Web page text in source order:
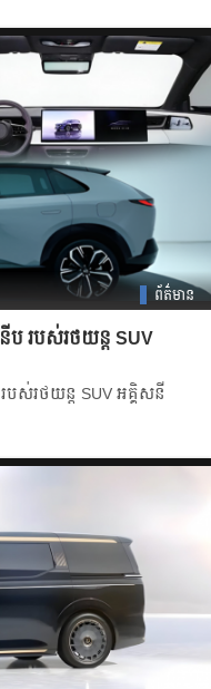
ព័ត៌មាន
ើប របស់រថយន្ត SUV
បស់រថយន្ត SUV អគ្គិសនី